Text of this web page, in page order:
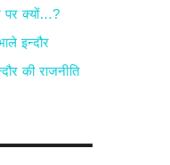
पर क्यों…?
इन्दौर
की राजनीति